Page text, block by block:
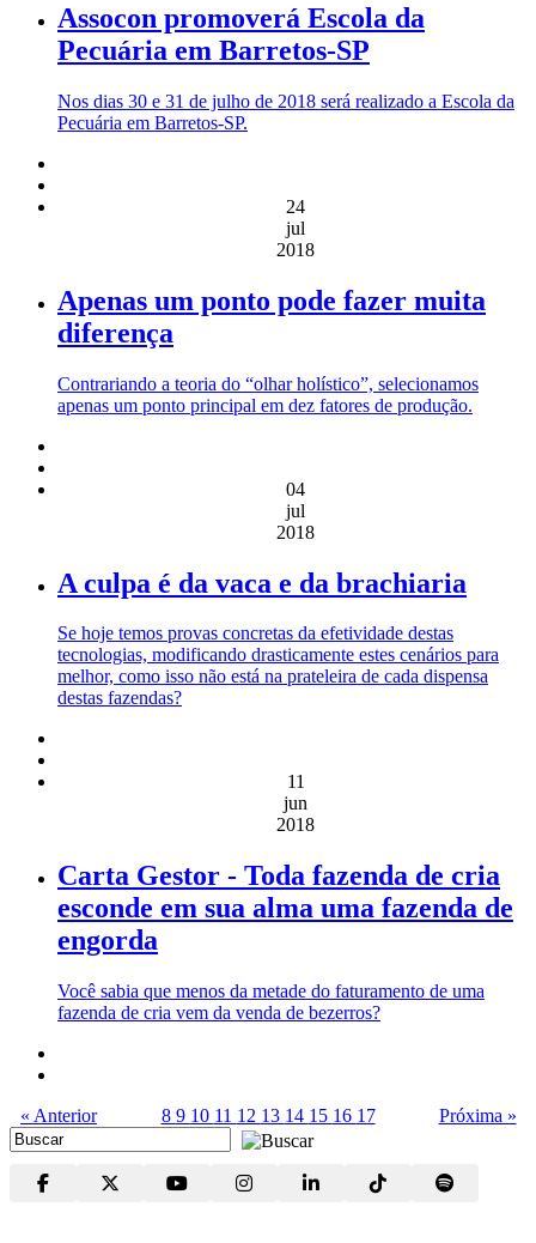
Assocon promoverá Escola da
Pecuária em Barretos-SP
Nos dias 30 e 31 de julho de 2018 será realizado a Escola da
Pecuária em Barretos-SP.
24
jul
2018
Apenas um ponto pode fazer muita
diferença
Contrariando a teoria do “olhar holístico”, selecionamos
apenas um ponto principal em dez fatores de produção.
04
jul
2018
A culpa é da vaca e da brachiaria
Se hoje temos provas concretas da efetividade destas
tecnologias, modificando drasticamente estes cenários para
melhor, como isso não está na prateleira de cada dispensa
destas fazendas?
11
jun
2018
Carta Gestor - Toda fazenda de cria
esconde em sua alma uma fazenda de
engorda
Você sabia que menos da metade do faturamento de uma
fazenda de cria vem da venda de bezerros?
« Anterior 8 9 10 11 12 13 14 15 16 17 Próxima »